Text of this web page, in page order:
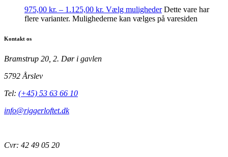
975,00 kr. – 1.125,00 kr. Vælg muligheder Dette vare har
flere varianter. Mulighederne kan vælges på varesiden
Kontakt os
Bramstrup 20, 2. Dør i gavlen
5792 Årslev
Tel: (+45) 53 63 66 10
info@riggerloftet.dk
Cvr: 42 49 05 20